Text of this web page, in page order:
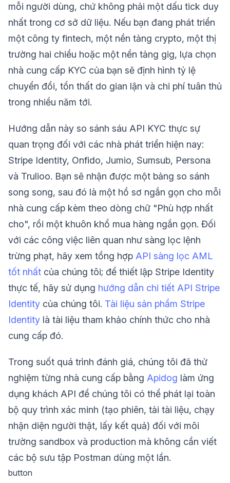
mỗi người dùng, chứ không phải một dấu tick duy
nhất trong cơ sở dữ liệu. Nếu bạn đang phát triển
một công ty fintech, một nền tảng crypto, một thị
trường hai chiều hoặc một nền tảng gig, lựa chọn
nhà cung cấp KYC của bạn sẽ định hình tỷ lệ
chuyển đổi, tổn thất do gian lận và chi phí tuân thủ
trong nhiều năm tới.
Hướng dẫn này so sánh sáu API KYC thực sự
quan trọng đối với các nhà phát triển hiện nay:
Stripe Identity, Onfido, Jumio, Sumsub, Persona
và Trulioo. Bạn sẽ nhận được một bảng so sánh
song song, sau đó là một hồ sơ ngắn gọn cho mỗi
nhà cung cấp kèm theo dòng chữ "Phù hợp nhất
cho", rồi một khuôn khổ mua hàng ngắn gọn. Đối
với các công việc liên quan như sàng lọc lệnh
trừng phạt, hãy xem tổng hợp API sàng lọc AML
tốt nhất của chúng tôi; để thiết lập Stripe Identity
thực tế, hãy sử dụng hướng dẫn chi tiết API Stripe
Identity của chúng tôi. Tài liệu sản phẩm Stripe
Identity là tài liệu tham khảo chính thức cho nhà
cung cấp đó.
Trong suốt quá trình đánh giá, chúng tôi đã thử
nghiệm từng nhà cung cấp bằng Apidog làm ứng
dụng khách API để chúng tôi có thể phát lại toàn
bộ quy trình xác minh (tạo phiên, tải tài liệu, chạy
nhận diện người thật, lấy kết quả) đối với môi
trường sandbox và production mà không cần viết
các bộ sưu tập Postman dùng một lần.
button